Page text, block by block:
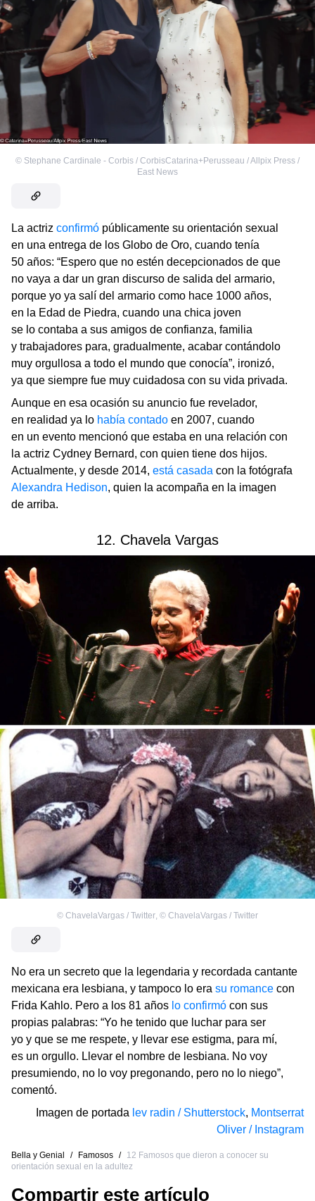
© Stephane Cardinale - Corbis / CorbisCatarina+Perusseau / Allpix Press /
East News
La actriz confirmó públicamente su orientación sexual
en una entrega de los Globo de Oro, cuando tenía
50 años: “Espero que no estén decepcionados de que
no vaya a dar un gran discurso de salida del armario,
porque yo ya salí del armario como hace 1000 años,
en la Edad de Piedra, cuando una chica joven
se lo contaba a sus amigos de confianza, familia
y trabajadores para, gradualmente, acabar contándolo
muy orgullosa a todo el mundo que conocía”, ironizó,
ya que siempre fue muy cuidadosa con su vida privada.
Aunque en esa ocasión su anuncio fue revelador,
en realidad ya lo había contado en 2007, cuando
en un evento mencionó que estaba en una relación con
la actriz Cydney Bernard, con quien tiene dos hijos.
Actualmente, y desde 2014, está casada con la fotógrafa
Alexandra Hedison, quien la acompaña en la imagen
de arriba.
12. Chavela Vargas
© ChavelaVargas / Twitter, © ChavelaVargas / Twitter
No era un secreto que la legendaria y recordada cantante
mexicana era lesbiana, y tampoco lo era su romance con
Frida Kahlo. Pero a los 81 años lo confirmó con sus
propias palabras: “Yo he tenido que luchar para ser
yo y que se me respete, y llevar ese estigma, para mí,
es un orgullo. Llevar el nombre de lesbiana. No voy
presumiendo, no lo voy pregonando, pero no lo niego”,
comentó.
Imagen de portada lev radin / Shutterstock, Montserrat
Oliver / Instagram
Bella y Genial / Famosos /
12 Famosos que dieron a conocer su
orientación sexual en la adultez
Compartir este artículo